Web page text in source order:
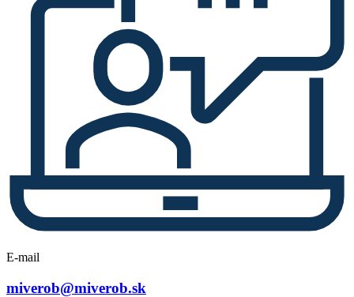
E-mail
miverob@miverob.sk